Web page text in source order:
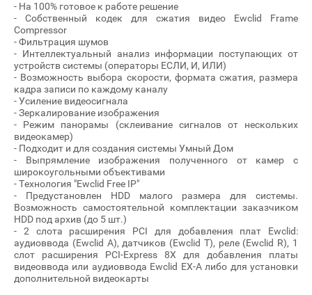
- На 100% готовое к работе решение
- Собственный кодек для сжатия видео Ewclid Frame
Compressor
- Фильтрация шумов
- Интеллектуальный анализ информации поступающих от
устройств системы (операторы ЕСЛИ, И, ИЛИ)
- Возможность выбора скорости, формата сжатия, размера
кадра записи по каждому каналу
- Усиление видеосигнала
- Зеркалирование изображения
- Режим панорамы (склеивание сигналов от нескольких
видеокамер)
- Подходит и для создания системы Умный Дом
- Выпрямление изображения полученного от камер с
широкоугольными объективами
- Технология "Ewclid Free IP"
- Предустановлен HDD малого размера для системы.
Возможность самостоятельной комплектации заказчиком
HDD под архив (до 5 шт.)
- 2 слота расширения PCI для добавления плат Ewclid:
аудиоввода (Ewclid A), датчиков (Ewclid T), реле (Ewclid R), 1
слот расширения PCI-Express 8X для добавления платы
видеоввода или аудиоввода Ewclid EX-A либо для установки
дополнительной видеокарты